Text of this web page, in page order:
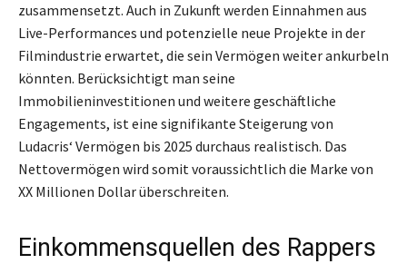
zusammensetzt. Auch in Zukunft werden Einnahmen aus
Live-Performances und potenzielle neue Projekte in der
Filmindustrie erwartet, die sein Vermögen weiter ankurbeln
könnten. Berücksichtigt man seine
Immobilieninvestitionen und weitere geschäftliche
Engagements, ist eine signifikante Steigerung von
Ludacris‘ Vermögen bis 2025 durchaus realistisch. Das
Nettovermögen wird somit voraussichtlich die Marke von
XX Millionen Dollar überschreiten.
Einkommensquellen des Rappers